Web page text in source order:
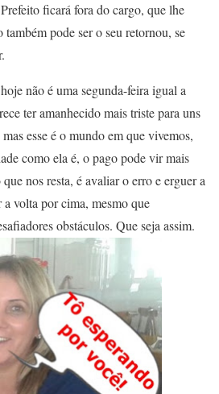
ficará fora do cargo, que lhe
pode ser o seu retornou, se
não é uma segunda-feira igual a
ter amanhecido mais triste para uns
esse é o mundo em que vivemos,
como ela é, o pago pode vir mais
nos resta, é avaliar o erro e erguer a
a volta por cima, mesmo que
obstáculos. Que seja assim.